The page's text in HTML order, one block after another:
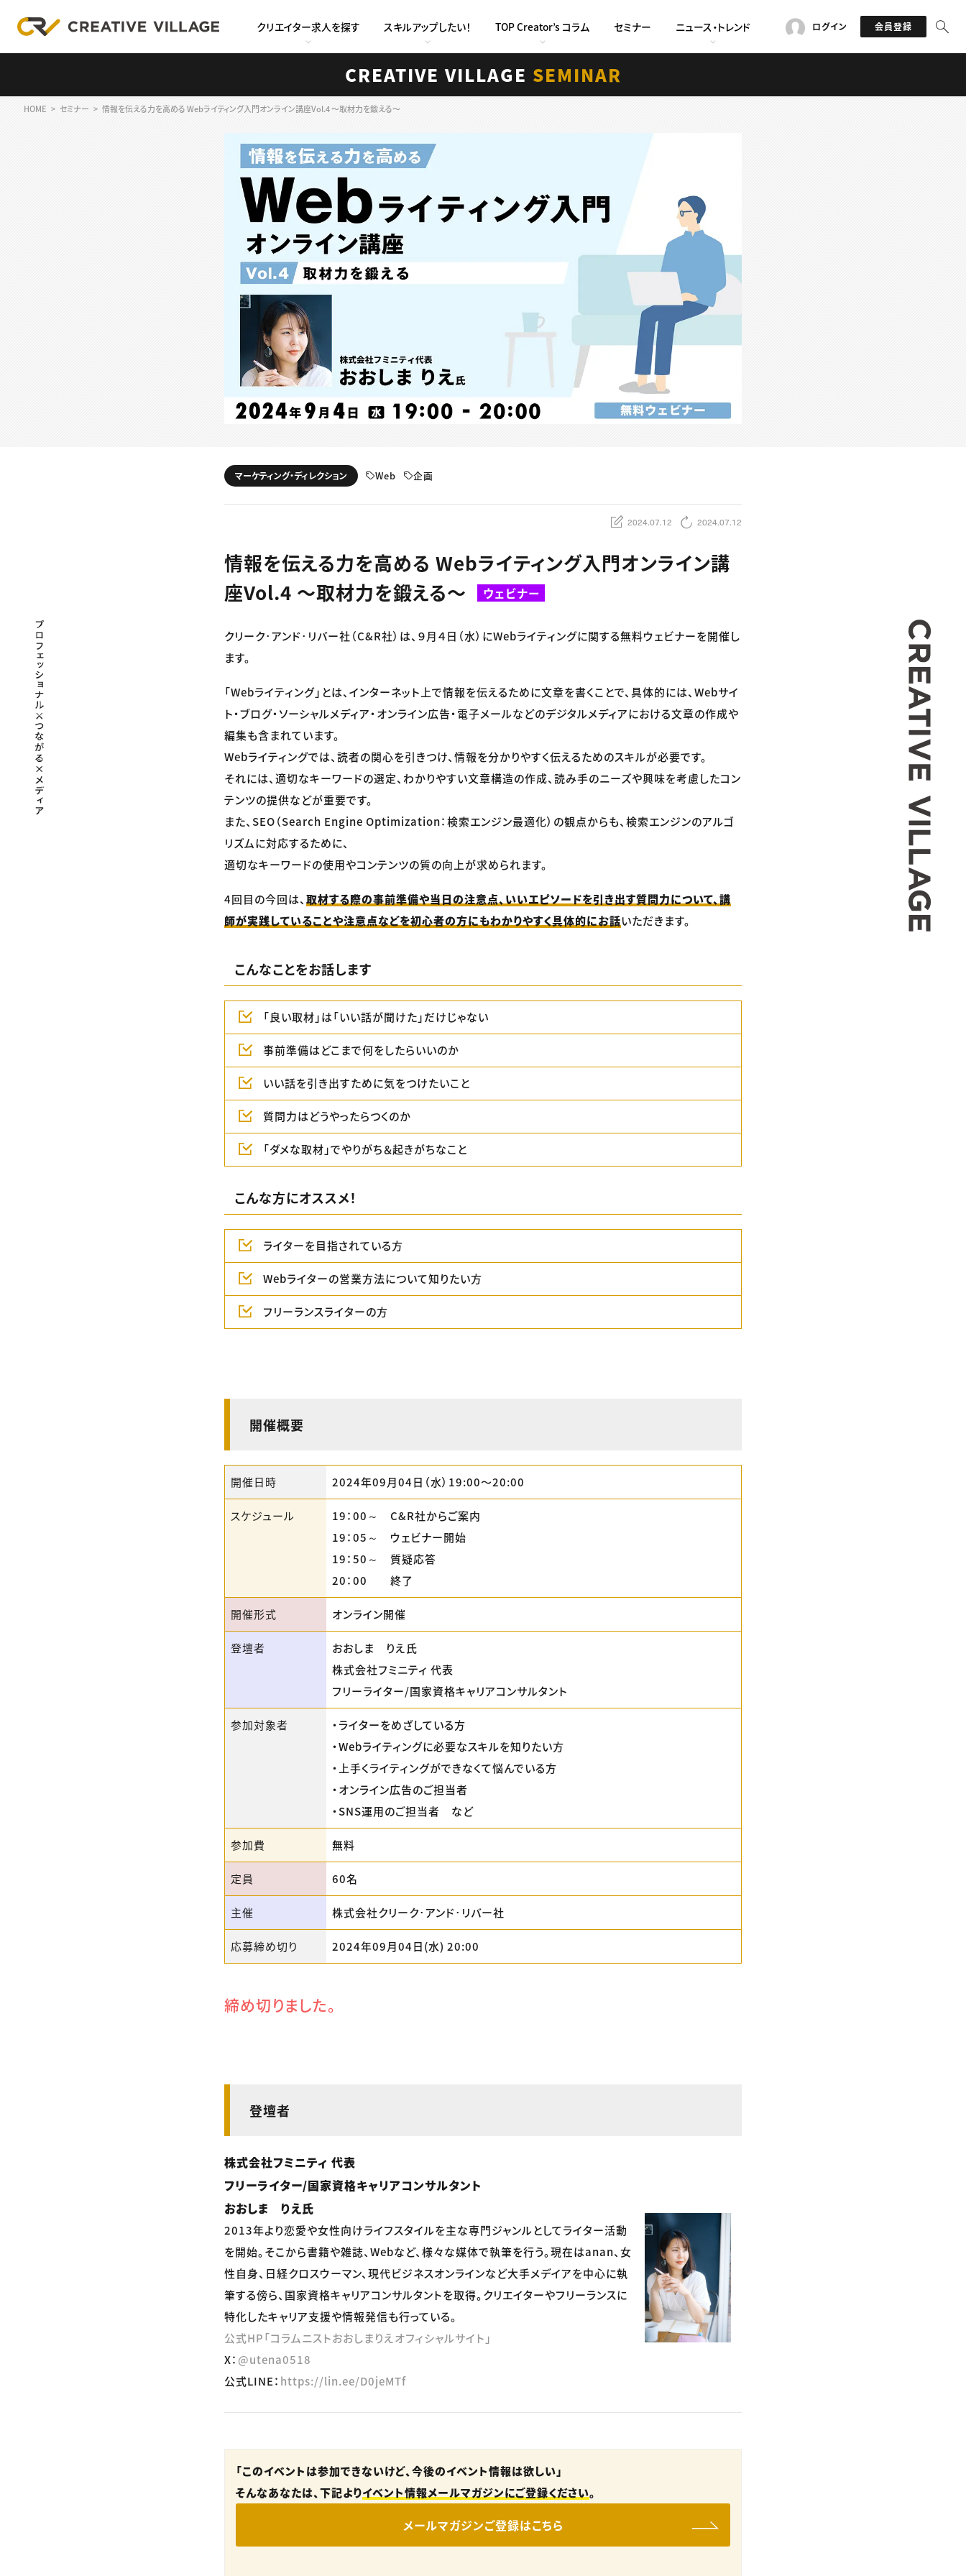
クリエイター求人を探す スキルアップしたい！ TOP Creator’s コラム セミナー ニュース・トレンド ログイン 会員登録
CREATIVE VILLAGE SEMINAR
HOME セミナー 情報を伝える力を高める Webライティング入門オンライン講座Vol.4 〜取材力を鍛える〜
マーケティング・ディレクション Web 企画
2024.07.12 2024.07.12
情報を伝える力を高める Webライティング入門オンライン講
座Vol.4 〜取材力を鍛える〜
ウェビナー
クリーク･アンド･リバー社（C&R社）は、９月４日（水）にWebライティングに関する無料ウェビナーを開催し
ます。
「Webライティング」とは、インターネット上で情報を伝えるために文章を書くことで、具体的には、Webサイ
ト・ブログ・ソーシャルメディア・オンライン広告・電子メールなどのデジタルメディアにおける文章の作成や
編集も含まれています。
Webライティングでは、読者の関心を引きつけ、情報を分かりやすく伝えるためのスキルが必要です。
それには、適切なキーワードの選定、わかりやすい文章構造の作成、読み手のニーズや興味を考慮したコン
テンツの提供などが重要です。
また、SEO（Search Engine Optimization：検索エンジン最適化）の観点からも、検索エンジンのアルゴ
リズムに対応するために、
適切なキーワードの使用やコンテンツの質の向上が求められます。
4回目の今回は、 取材する際の事前準備や当日の注意点、いいエピソードを引き出す質問力について、講
師が実践していることや注意点などを初心者の方にもわかりやすく具体的にお話いただきます。
こんなことをお話します
「良い取材」は「いい話が聞けた」だけじゃない
事前準備はどこまで何をしたらいいのか
いい話を引き出すために気をつけたいこと
質問力はどうやったらつくのか
「ダメな取材」でやりがち＆起きがちなこと
こんな方にオススメ！
ライターを目指されている方
Webライターの営業方法について知りたい方
フリーランスライターの方
開催概要
開催日時 2024年09月04日（水）19:00〜20:00
スケジュール
19：00～ C&R社からご案内
19：05～ ウェビナー開始
19：50～ 質疑応答
20：00 終了
開催形式 オンライン開催
登壇者
おおしま りえ氏
株式会社フミニティ 代表
フリーライター/国家資格キャリアコンサルタント
参加対象者
・ライターをめざしている方
・Webライティングに必要なスキルを知りたい方
・上手くライティングができなくて悩んでいる方
・オンライン広告のご担当者
・SNS運用のご担当者 など
参加費 無料
定員 60名
主催 株式会社クリーク･アンド･リバー社
応募締め切り 2024年09月04日(水) 20:00
締め切りました。
登壇者
株式会社フミニティ 代表
フリーライター/国家資格キャリアコンサルタント
おおしま りえ氏
2013年より恋愛や女性向けライフスタイルを主な専門ジャンルとしてライター活動
を開始。そこから書籍や雑誌、Webなど、様々な媒体で執筆を行う。現在はanan、女
性自身、日経クロスウーマン、現代ビジネスオンラインなど大手メデイアを中心に執
筆する傍ら、国家資格キャリアコンサルタントを取得。クリエイターやフリーランスに
特化したキャリア支援や情報発信も行っている。
公式HP「コラムニストおおしまりえオフィシャルサイト」
X： @utena0518
公式LINE： https://lin.ee/D0jeMTf
「このイベントは参加できないけど、今後のイベント情報は欲しい」
そんなあなたは、下記よりイベント情報メールマガジンにご登録ください。
メールマガジンご登録はこちら